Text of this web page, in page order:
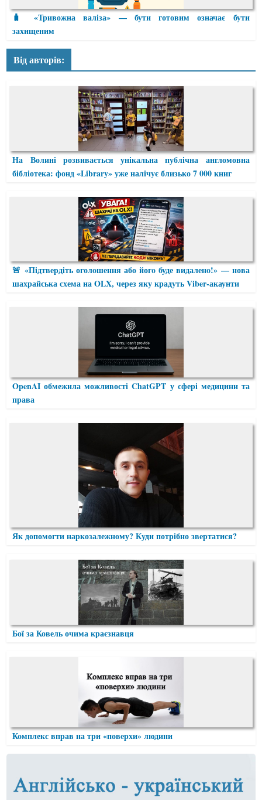
🧳 «Тривожна валіза» — бути готовим означає бути
захищеним
Від авторів:
На Волині розвивається унікальна публічна англомовна
бібліотека: фонд «Library» уже налічує близько 7 000 книг
🚨 «Підтвердіть оголошення або його буде видалено!» — нова
шахрайська схема на OLX, через яку крадуть Viber-акаунти
OpenAI обмежила можливості ChatGPT у сфері медицини та
права
Як допомогти наркозалежному? Куди потрібно звертатися?
Бої за Ковель очима краєзнавця
Комплекс вправ на три «поверхи» людини